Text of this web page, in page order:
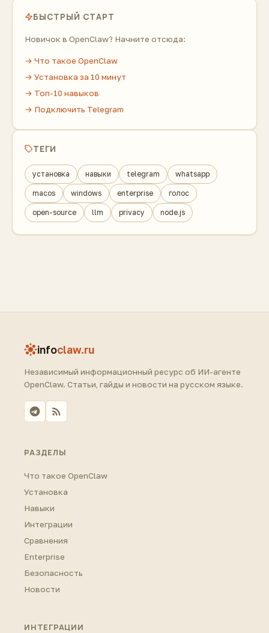
БЫСТРЫЙ СТАРТ
Новичок в OpenClaw? Начните отсюда:
→ Что такое OpenClaw
→ Установка за 10 минут
→ Топ-10 навыков
→ Подключить Telegram
ТЕГИ
установка навыки telegram whatsapp
macos windows enterprise голос
open-source llm privacy node.js
infoclaw.ru
Независимый информационный ресурс об ИИ-агенте
OpenClaw. Статьи, гайды и новости на русском языке.
РАЗДЕЛЫ
Что такое OpenClaw
Установка
Навыки
Интеграции
Сравнения
Enterprise
Безопасность
Новости
ИНТЕГРАЦИИ